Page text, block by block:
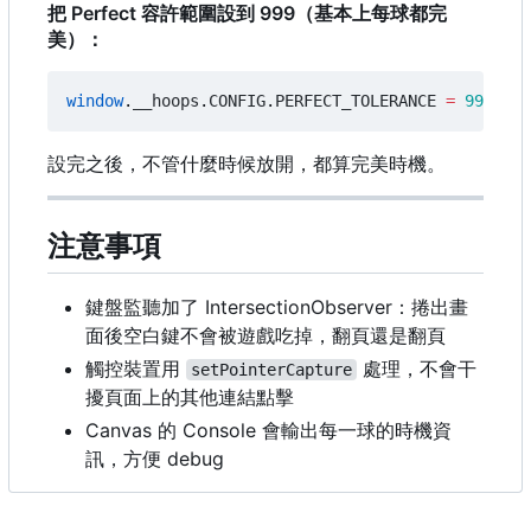
把 Perfect 容許範圍設到 999 （基本上每球都完
美） ：
window. __hoops . CONFIG. PERFECT_TOLERANCE = 999
設完之後，不管什麼時候放開，都算完美時機。
注意事項
鍵盤監聽加了 IntersectionObserver ： 捲出畫
面後空白鍵不會被遊戲吃掉 ， 翻頁還是翻頁
觸控裝置用
setPointerCapture
處理，不會干
擾頁面上的其他連結點擊
Canvas 的 Console 會輸出每一球的時機資
訊，方便 debug